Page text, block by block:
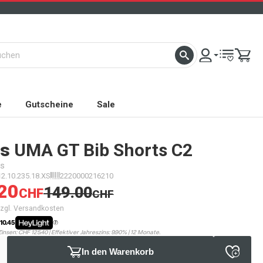
Gutscheine Sale
UMA GT Bib Shorts C2
2220000216210
CHF149.00CHF
Versandkosten
CHF 125.40 | Effektiver Jahreszins: 9.90% | 12 Monate.
In den Warenkorb